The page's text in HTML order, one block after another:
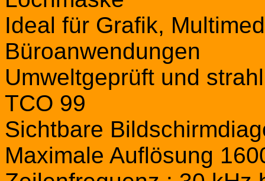
Ideal für Grafik,
Büroanwendungen
Umweltgeprüft und
TCO 99
Sichtbare
Maximale Auflösung